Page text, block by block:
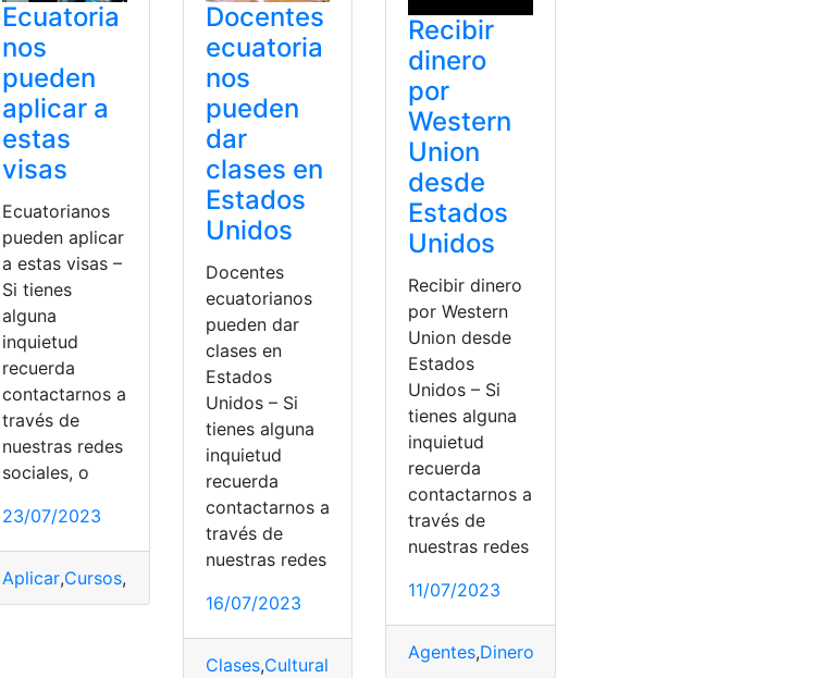
,Programa,trabajar
Ecuatoria
nos
pueden
aplicar a
estas
visas
Ecuatorianos
pueden aplicar
a estas visas –
Si tienes
alguna
inquietud
recuerda
contactarnos a
través de
nuestras redes
sociales, o
23/07/2023
Aplicar,Cursos,
Docentes
ecuatoria
nos
pueden
dar
clases en
Estados
Unidos
Docentes
ecuatorianos
pueden dar
clases en
Estados
Unidos – Si
tienes alguna
inquietud
recuerda
contactarnos a
través de
nuestras redes
16/07/2023
Clases,Cultural Docentes EE.UU,Programas
Recibir
dinero
por
Western
Union
desde
Estados
Unidos
Recibir dinero
por Western
Union desde
Estados
Unidos – Si
tienes alguna
inquietud
recuerda
contactarnos a
través de
nuestras redes
11/07/2023
Agentes,Dinero